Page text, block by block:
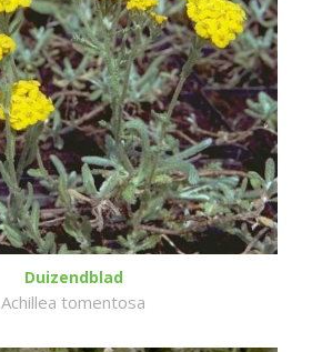
Duizendblad
Achillea tomentosa